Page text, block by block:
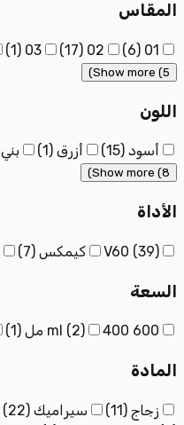
المقاس
01
(
6
)
02
(
17
)
03
(
1
)
Show more (5)
اللون
أسود (
15
) أزرق (
1
) بني
Show more (8)
الأداة
V60 (39) كيمكس (
7
)
السعة
600 ml
(2) 400 مل (
1
)
المادة
زجاج (
11
) سيراميك (
22
)